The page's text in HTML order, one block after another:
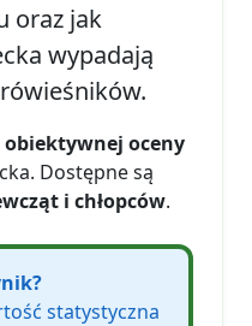
oraz jak
wypadają
obiektywnej oceny
Dostępne są
i chłopców.
statystyczna